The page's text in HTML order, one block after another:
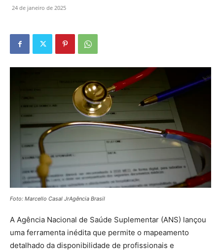
24 de janeiro de 2025
Foto: Marcello Casal JrAgência Brasil
A Agência Nacional de Saúde Suplementar (ANS) lançou
uma ferramenta inédita que permite o mapeamento
detalhado da disponibilidade de profissionais e